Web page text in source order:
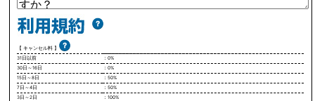
【 キャンセル料 】
31日以前
：0%
30日～16日
：0%
15日～8日
：50%
7日～4日
：50%
3日～2日
：100%